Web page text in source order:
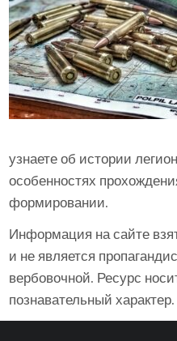
узнаете об истории
особенностях
формировании.
Информация на сайте
и не является
вербовочной. Ресурс
познавательный характер.